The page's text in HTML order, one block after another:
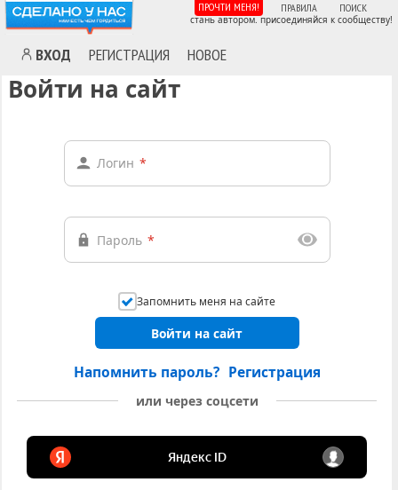
ВХОД РЕГИСТРАЦИЯ НОВОЕ
ПРОЧТИ МЕНЯ! ПРАВИЛА ПОИСК
стань автором. присоединяйся к сообществу!
Войти на сайт
Логин *
Пароль *
Запомнить меня на сайте
Войти на сайт
Напомнить пароль? Регистрация
или через соцсети